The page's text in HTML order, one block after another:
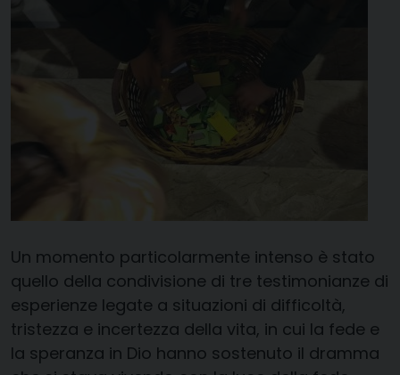
Un momento particolarmente intenso è stato
quello della condivisione di tre testimonianze di
esperienze legate a situazioni di difficoltà,
tristezza e incertezza della vita, in cui la fede e
la speranza in Dio hanno sostenuto il dramma